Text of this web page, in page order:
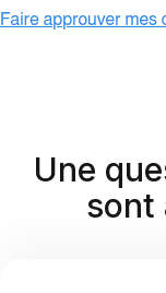
Une
sont